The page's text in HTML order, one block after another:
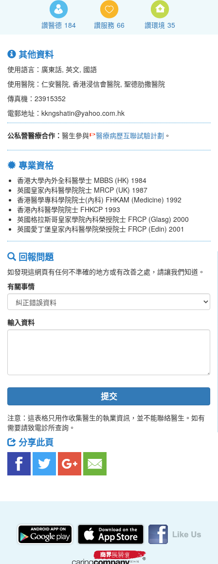
讚醫德 184 讚服務 66 讚環境 35
其他資料
使用語言：廣東話, 英文, 國語
使用醫院：仁安醫院, 香港浸信會醫院, 聖德肋撒醫院
傳真機：23915352
電郵地址：kkngshatin@yahoo.com.hk
公私營醫療合作： 醫生參與 醫療病歷互聯試驗計劃 。
專業資格
香港大學內外全科醫學士 MBBS (HK) 1984
英國皇家內科醫學院院士 MRCP (UK) 1987
香港醫學專科學院院士(內科) FHKAM (Medicine) 1992
香港內科醫學院院士 FHKCP 1993
英國格拉斯哥皇家學院內科榮授院士 FRCP (Glasg) 2000
英國愛丁堡皇家內科醫學院榮授院士 FRCP (Edin) 2001
回報問題
如發現這網頁有任何不準確的地方或有改善之處，請讓我們知道。
有關事情
輸入資料
提交
注意：這表格只用作收集醫生的執業資訊，並不能聯絡醫生。如有
需要請致電診所查詢。
分享此頁